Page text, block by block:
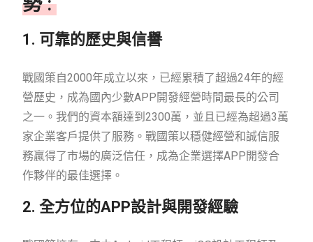
1. 可靠的歷史與信譽
戰國策自2000年成立以來，已經累積了超過24年的經
營歷史，成為國內少數APP開發經營時間最長的公司
之一。我們的資本額達到2300萬，並且已經為超過3萬
家企業客戶提供了服務。戰國策以穩健經營和誠信服
務贏得了市場的廣泛信任，成為企業選擇APP開發合
作夥伴的最佳選擇。
2. 全方位的APP設計與開發經驗